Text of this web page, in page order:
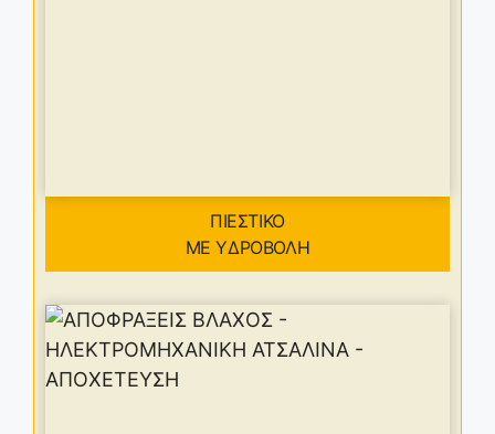
ΠΙΕΣΤΙΚΟ
ΜΕ ΥΔΡΟΒΟΛΗ